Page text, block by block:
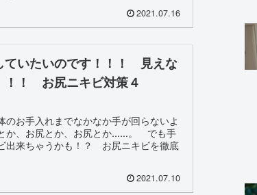
2021.07.16
ていたいのです！！！ 見えな
！！ お尻ニキビ対策４
のお手入れまでなかなか手が回らないよ
か、お尻とか、お尻とか......。 でも手
出来ちゃうかも！？ お尻ニキビを徹底
2021.07.10